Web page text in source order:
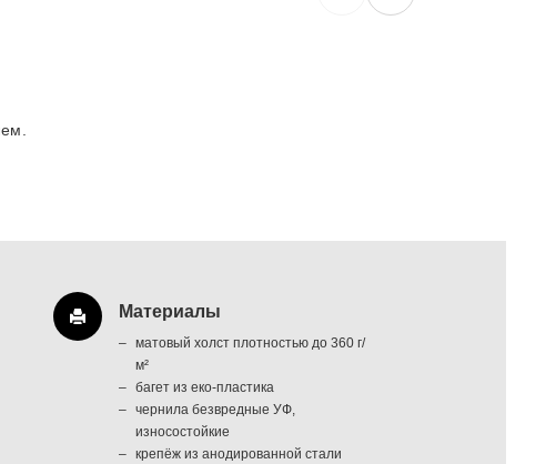
Материалы
матовый холст плотностью до 360 г/
м²
багет из еко-пластика
чернила безвредные УФ,
износостойкие
крепёж из анодированной стали